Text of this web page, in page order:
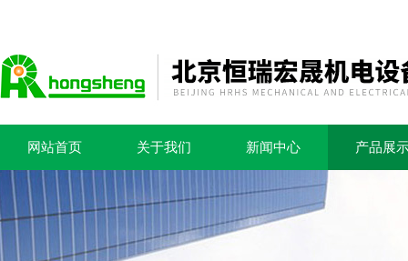
网站首页 关于我们 新闻中心 产品展